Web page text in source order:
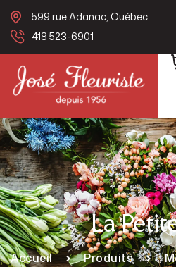
599 rue Adanac, Québec
418 523-6901
La
Accueil Produits